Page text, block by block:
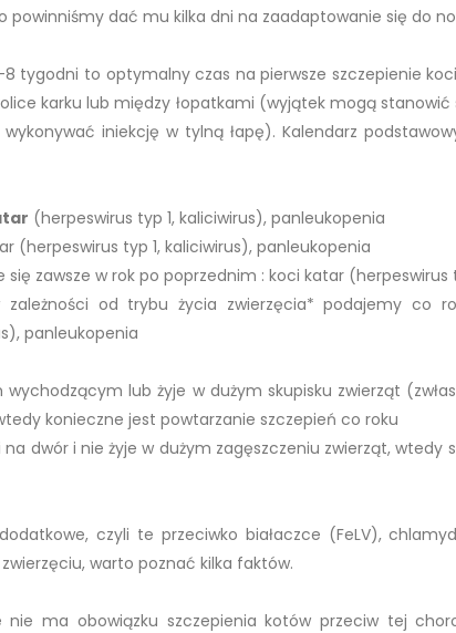
powinniśmy dać mu kilka dni na zaadaptowanie się do
8 tygodni to optymalny czas na pierwsze szczepienie
karku lub między łopatkami (wyjątek mogą stanowić
iniekcję w tylną łapę). Kalendarz
(herpeswirus typ 1, kaliciwirus), panleukopenia
(herpeswirus typ 1, kaliciwirus), panleukopenia
zawsze w rok po poprzednim : koci katar (herpeswirus
zależności od trybu życia zwierzęcia* podajemy co
panleukopenia
lub żyje w dużym skupisku zwierząt
konieczne jest powtarzanie szczepień co roku
dwór i nie żyje w dużym zagęszczeniu zwierząt, wtedy
czyli te przeciwko białaczce (FeLV),
warto poznać kilka faktów.
ma obowiązku szczepienia kotów przeciw tej